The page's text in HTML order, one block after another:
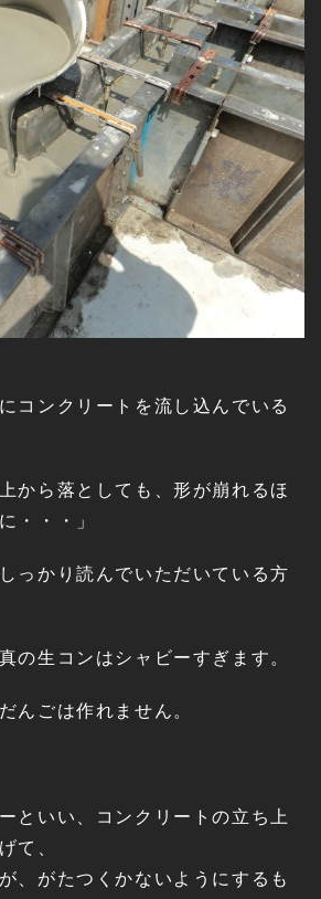
コンクリートを流し込んでいる
から落としても、形が崩れるほ
・・・」
っかり読んでいただいている方
の生コンはシャビーすぎます。
んごは作れません。
といい、コンクリートの立ち上
て、
、がたつくかないようにするも